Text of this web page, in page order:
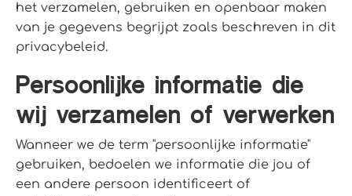
het verzamelen, gebruiken en openbaar maken
van je gegevens begrijpt zoals beschreven in dit
privacybeleid.
Persoonlijke informatie die
wij verzamelen of verwerken
Wanneer we de term "persoonlijke informatie"
gebruiken, bedoelen we informatie die jou of
een andere persoon identificeert of